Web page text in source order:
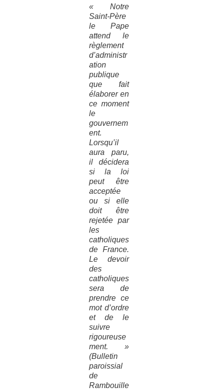
« Notre
Saint-Père
le Pape
attend le
règlement
d’administr
ation
publique
que fait
élaborer en
ce moment
le
gouvernem
ent.
Lorsqu’il
aura paru,
il décidera
si la loi
peut être
acceptée
ou si elle
doit être
rejetée par
les
catholiques
de France.
Le devoir
des
catholiques
sera de
prendre ce
mot d’ordre
et de le
suivre
rigoureuse
ment. »
(Bulletin
paroissial
de
Rambouille